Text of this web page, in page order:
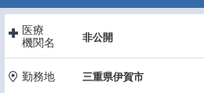
医療
機関名
非公開
勤務地 三重県伊賀市